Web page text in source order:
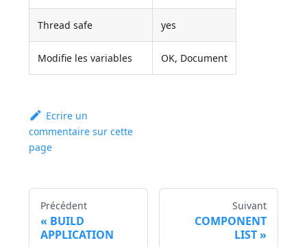
Thread safe yes
Modifie les variables OK, Document
Ecrire un
commentaire sur cette
page
Précédent
BUILD
APPLICATION
Suivant
COMPONENT
LIST